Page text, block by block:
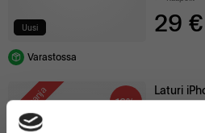
Uusi 29 €
Varastossa
Kampanja 16%
Laturi